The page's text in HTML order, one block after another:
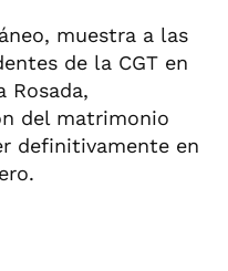
muestra a las
de la CGT en
Rosada,
del matrimonio
definitivamente en